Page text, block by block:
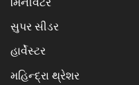
સુપર સીડર
હાર્વેસ્ટર
મહિન્દ્રા થ્રેશર